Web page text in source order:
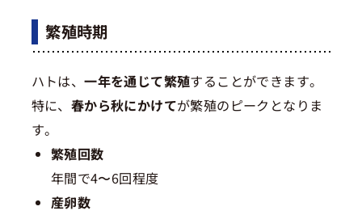
繁殖時期
ハトは、一年を通じて繁殖することができます。
特に、 春から秋にかけてが繁殖のピークとなりま
す。
繁殖回数
年間で4〜6回程度
産卵数